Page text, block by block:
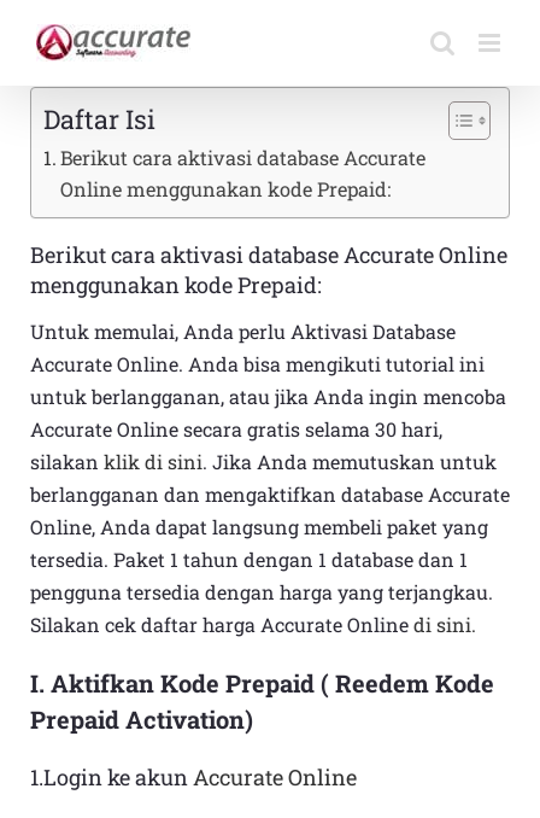
content
Daftar Isi
Berikut cara aktivasi database Accurate
Online menggunakan kode Prepaid:
Berikut cara aktivasi database Accurate Online
menggunakan kode Prepaid:
Untuk memulai, Anda perlu Aktivasi Database
Accurate Online. Anda bisa mengikuti tutorial ini
untuk berlangganan, atau jika Anda ingin mencoba
Accurate Online secara gratis selama 30 hari,
silakan klik di sini. Jika Anda memutuskan untuk
berlangganan dan mengaktifkan database Accurate
Online, Anda dapat langsung membeli paket yang
tersedia. Paket 1 tahun dengan 1 database dan 1
pengguna tersedia dengan harga yang terjangkau.
Silakan cek daftar harga Accurate Onlinedi sini.
I. Aktifkan Kode Prepaid ( Reedem Kode
Prepaid Activation)
1.Login ke akunAccurate Online